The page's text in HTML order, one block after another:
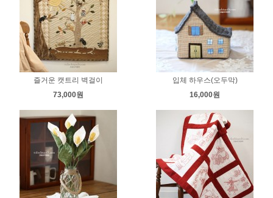
즐거운 캣트리 벽걸이
73,000원
입체 하우스(오두막)
16,000원